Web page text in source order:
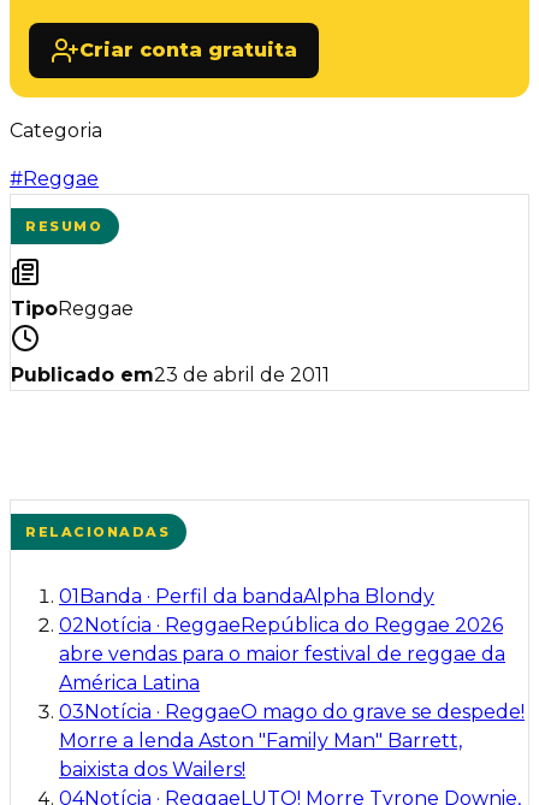
Criar conta gratuita
Categoria
#Reggae
RESUMO
TipoReggae
Publicado em23 de abril de 2011
RELACIONADAS
01Banda · Perfil da bandaAlpha Blondy
02Notícia · ReggaeRepública do Reggae 2026
abre vendas para o maior festival de reggae da
América Latina
03Notícia · ReggaeO mago do grave se despede!
Morre a lenda Aston "Family Man" Barrett,
baixista dos Wailers!
04Notícia · ReggaeLUTO! Morre Tyrone Downie,